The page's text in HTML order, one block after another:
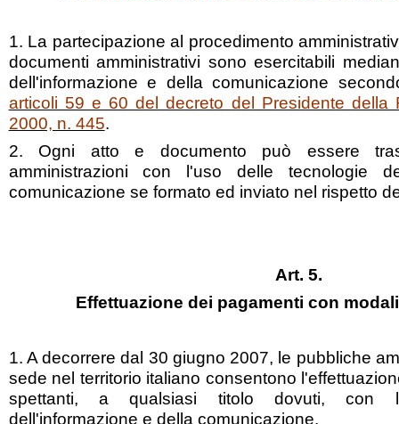
1. La partecipazione al procedimento
documenti amministrativi sono esercitabili
dell'informazione e della comunicazione
articoli 59 e 60 del decreto del Presidente della
2000, n. 445.
2. Ogni atto e documento può essere
amministrazioni con l'uso delle tecnologie
comunicazione se formato ed inviato nel rispetto
Art. 5.
Effettuazione dei pagamenti con
1. A decorrere dal 30 giugno 2007, le pubbliche
sede nel territorio italiano consentono
spettanti, a qualsiasi titolo dovuti, con
dell'informazione e della comunicazione.